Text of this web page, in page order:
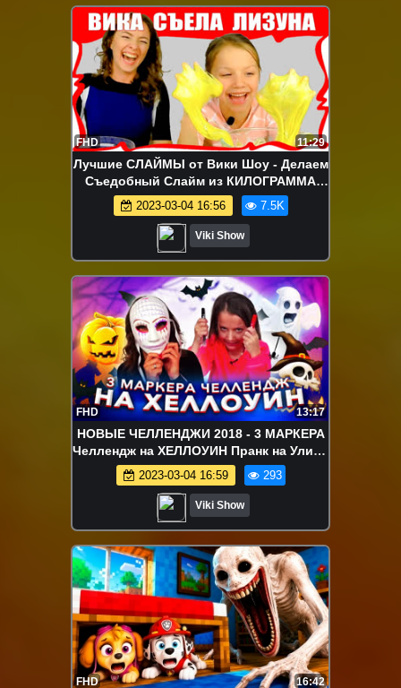
FHD 11:29
Лучшие СЛАЙМЫ от Вики Шоу - Делаем
Съедобный Слайм из КИЛОГРАММА
Мишек Haribo / Вики Шоу
2023-03-04 16:56 7.5K
Viki Show
FHD 13:17
НОВЫЕ ЧЕЛЛЕНДЖИ 2018 - 3 МАРКЕРА
Челлендж на ХЕЛЛОУИН Пранк на Улице
с МАСКАМИ 3 Marker Halloween
CHALLENGE / Вики Шоу
2023-03-04 16:59 293
Viki Show
FHD 16:42